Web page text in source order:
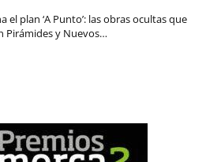
el plan ‘A Punto’: las obras ocultas que
Pirámides y Nuevos…